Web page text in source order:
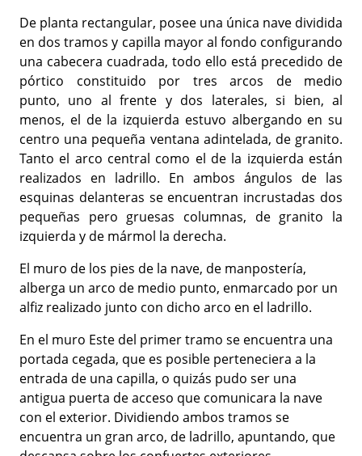
De planta rectangular, posee una única nave dividida
en dos tramos y capilla mayor al fondo configurando
una cabecera cuadrada, todo ello está precedido de
pórtico constituido por tres arcos de medio
punto, uno al frente y dos laterales, si bien, al
menos, el de la izquierda estuvo albergando en su
centro una pequeña ventana adintelada, de granito.
Tanto el arco central como el de la izquierda están
realizados en ladrillo. En ambos ángulos de las
esquinas delanteras se encuentran incrustadas dos
pequeñas pero gruesas columnas, de granito la
izquierda y de mármol la derecha.
El muro de los pies de la nave, de manpostería,
alberga un arco de medio punto, enmarcado por un
alfiz realizado junto con dicho arco en el ladrillo.
En el muro Este del primer tramo se encuentra una
portada cegada, que es posible perteneciera a la
entrada de una capilla, o quizás pudo ser una
antigua puerta de acceso que comunicara la nave
con el exterior. Dividiendo ambos tramos se
encuentra un gran arco, de ladrillo, apuntando, que